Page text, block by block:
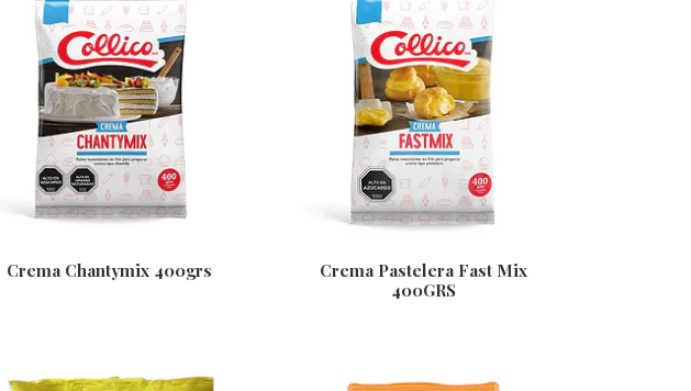
Crema Chantymix 400grs
Crema Pastelera Fast Mix
400GRS